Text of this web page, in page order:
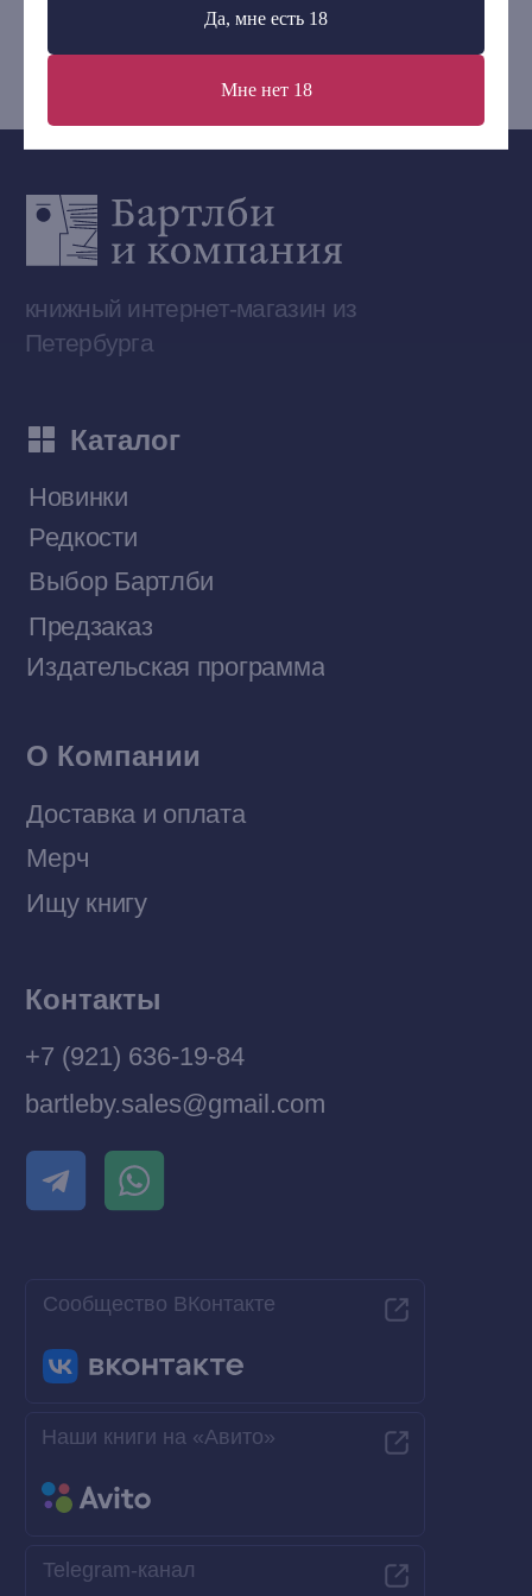
Да, мне есть 18
Мне нет 18
bartleby.sales@gmail.com
Договор оферты
Разработка MÓNT-DESIGN
© 2026 Все права защищены
Приобрести книги на Ozon
Наши книги на «Авито»
Telegram-канал